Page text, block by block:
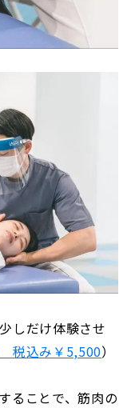
しだけ体験させ
税込み￥5,500）
ることで、筋肉の